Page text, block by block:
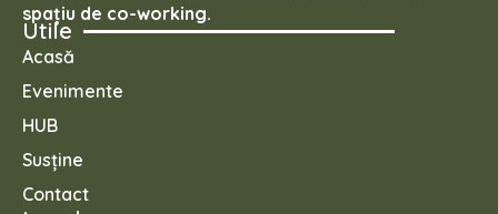
spațiu de co-working.
Utile
Acasă
Evenimente
HUB
Susține
Contact